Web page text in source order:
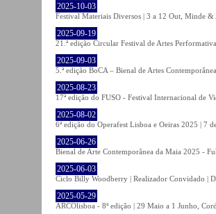
2025-10-03
Festival Materiais Diversos | 3 a 12 Out, Minde &
2025-09-19
21.ª edição Circular Festival de Artes
2025-09-03
5.ª edição BoCA – Bienal de Artes
2025-08-23
17ª edição do FUSO - Festival Internacional de
2025-08-02
6ª edição do Operafest Lisboa e Oeiras 2025 | 7
2025-06-26
Bienal de Arte Contemporânea da Maia 2025 -
2025-06-03
Ciclo Billy Woodberry | Realizador Convidado |
2025-05-29
ARCOlisboa - 8ª edição | 29 Maio a 1 Junho,